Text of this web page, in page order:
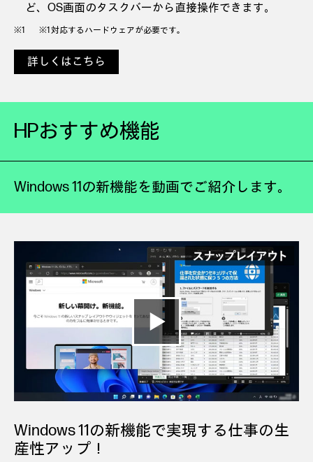
ど、OS画面のタスクバーから直接操作できます。
※1 対応するハードウェアが必要です。
詳しくはこちら
HPおすすめ機能
Windows 11の新機能を動画でご紹介します。
Windows 11の新機能で実現する仕事の生
産性アップ！